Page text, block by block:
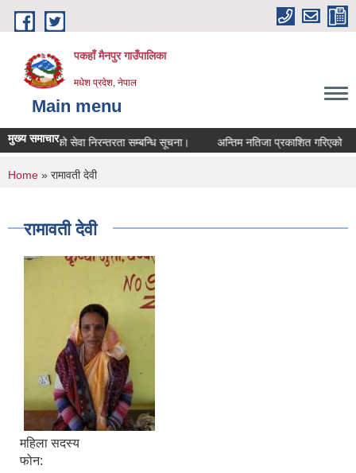
Skip to main content
पकहाँ मैनपुर गाउँपालिका
मधेश प्रदेश, नेपाल
Main menu
मुख्य समाचारसेवा निरन्तरता सम्बन्धि सूचना। अन्तिम नतिजा प्रकाशित गरिएको
You are here
Home » रामावती देवी
रामावती देवी
महिला सदस्य
फोन: